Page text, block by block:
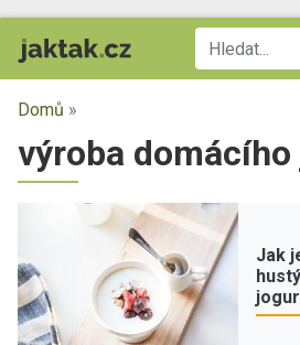
Domů »
výroba
Jak